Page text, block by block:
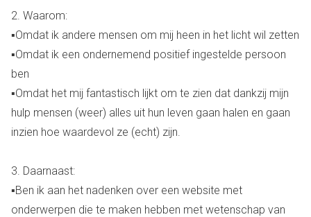
2. Waarom:
▪︎Omdat ik andere mensen om mij heen in het licht wil zetten
▪︎Omdat ik een ondernemend positief ingestelde persoon
ben
▪︎Omdat het mij fantastisch lijkt om te zien dat dankzij mijn
hulp mensen (weer) alles uit hun leven gaan halen en gaan
inzien hoe waardevol ze (echt) zijn.
3. Daarnaast:
▪︎Ben ik aan het nadenken over een website met
onderwerpen die te maken hebben met wetenschap van